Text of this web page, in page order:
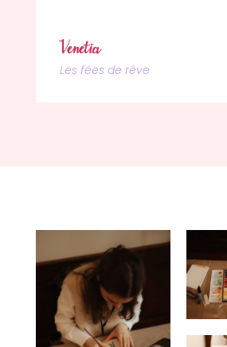
Vénëtia
Les fées de rêve